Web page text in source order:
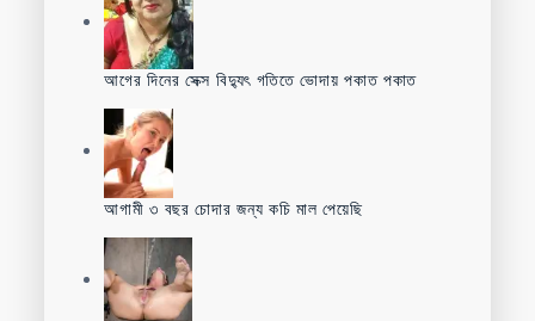
আগের দিনের সেক্স বিদ্যুৎ গতিতে ভোদায় পকাত পকাত
আগামী ৩ বছর চোদার জন্য কচি মাল পেয়েছি